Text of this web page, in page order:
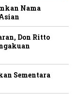
Nama
Don Ritto
Sementara